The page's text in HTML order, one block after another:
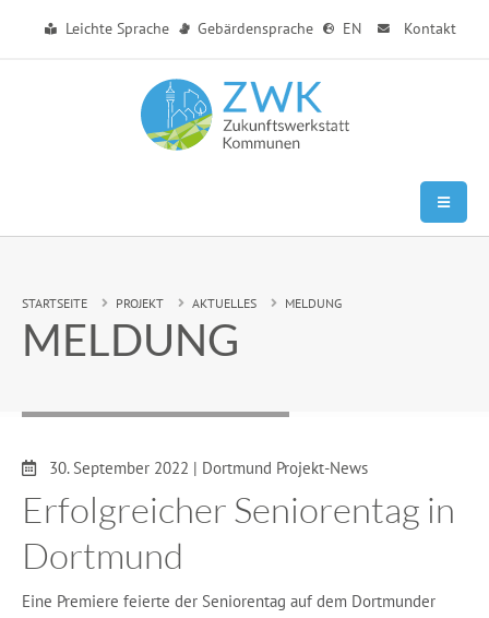
Leichte Sprache Gebärdensprache EN Kontakt
Sie sind hier:
STARTSEITE PROJEKT AKTUELLES MELDUNG
MELDUNG
Datum:
30. September 2022 | Dortmund Projekt-News
Erfolgreicher Seniorentag in
Dortmund
Eine Premiere feierte der Seniorentag auf dem Dortmunder